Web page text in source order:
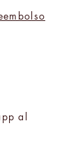
al